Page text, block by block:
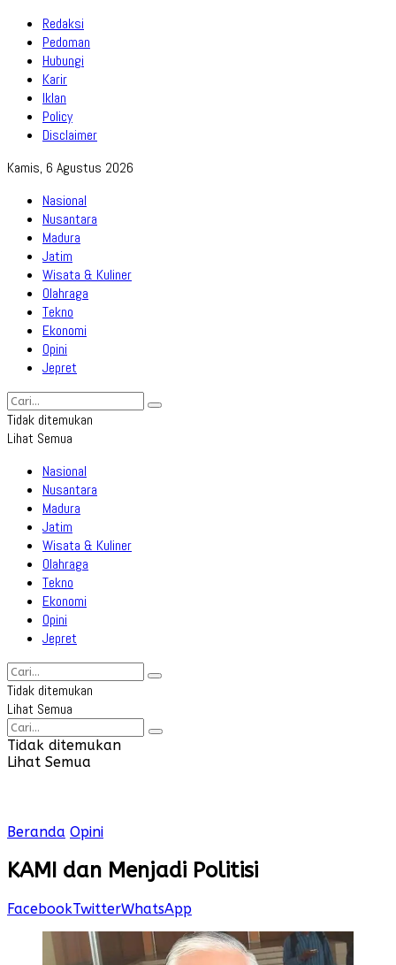
Redaksi
Pedoman
Hubungi
Karir
Iklan
Policy
Disclaimer
Kamis, 6 Agustus 2026
Nasional
Nusantara
Madura
Jatim
Wisata & Kuliner
Olahraga
Tekno
Ekonomi
Opini
Jepret
Tidak ditemukan
Lihat Semua
Nasional
Nusantara
Madura
Jatim
Wisata & Kuliner
Olahraga
Tekno
Ekonomi
Opini
Jepret
Tidak ditemukan
Lihat Semua
Tidak ditemukan
Lihat Semua
Beranda Opini
KAMI dan Menjadi Politisi
FacebookTwitterWhatsApp